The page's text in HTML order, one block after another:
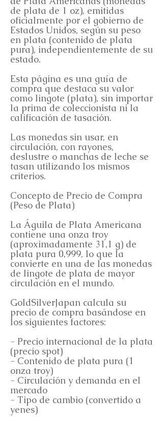
de plata de 1 oz), emitidas
oficialmente por el gobierno de
Estados Unidos, según su peso
en plata (contenido de plata
pura), independientemente de su
estado.
Esta página es una guía de
compra que destaca su valor
como lingote (plata), sin importar
la prima de coleccionista ni la
calificación de tasación.
Las monedas sin usar, en
circulación, con rayones,
deslustre o manchas de leche se
tasan utilizando los mismos
criterios.
Concepto de Precio de Compra
(Peso de Plata)
La Águila de Plata Americana
contiene una onza troy
(aproximadamente 31,1 g) de
plata pura 0,999, lo que la
convierte en una de las monedas
de lingote de plata de mayor
circulación en el mundo.
GoldSilverJapan calcula su
precio de compra basándose en
los siguientes factores:
- Precio internacional de la plata
(precio spot)
- Contenido de plata pura (1
onza troy)
- Circulación y demanda en el
mercado
- Tipo de cambio (convertido a
yenes)